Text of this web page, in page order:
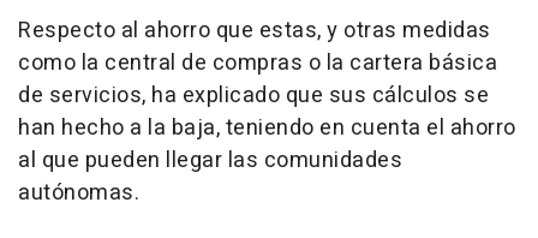
Respecto al ahorro que estas, y otras medidas
como la central de compras o la cartera básica
de servicios, ha explicado que sus cálculos se
han hecho a la baja, teniendo en cuenta el ahorro
al que pueden llegar las comunidades
autónomas.